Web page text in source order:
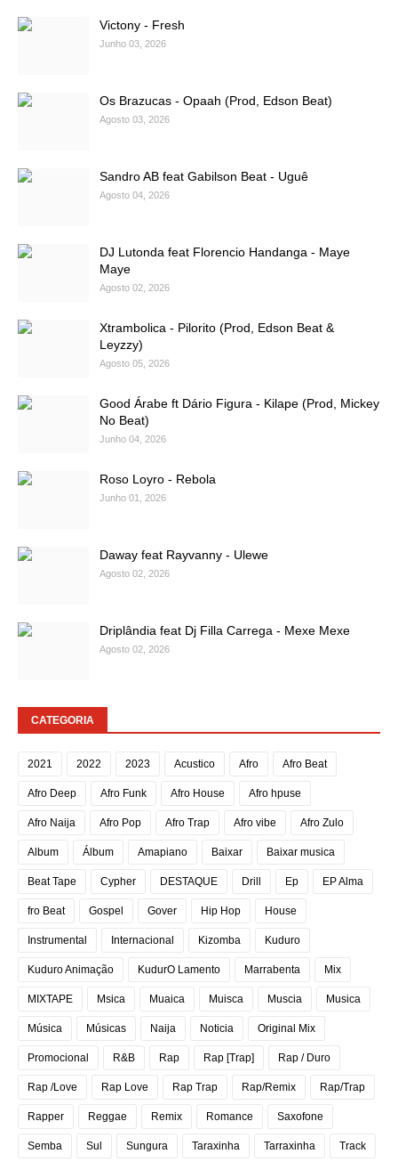
Victony - Fresh
Junho 03, 2026
Os Brazucas - Opaah (Prod, Edson Beat)
Agosto 03, 2026
Sandro AB feat Gabilson Beat - Uguê
Agosto 04, 2026
DJ Lutonda feat Florencio Handanga - Maye
Maye
Agosto 02, 2026
Xtrambolica - Pilorito (Prod, Edson Beat &
Leyzzy)
Agosto 05, 2026
Good Árabe ft Dário Figura - Kilape (Prod, Mickey
No Beat)
Junho 04, 2026
Roso Loyro - Rebola
Junho 01, 2026
Daway feat Rayvanny - Ulewe
Agosto 02, 2026
Driplândia feat Dj Filla Carrega - Mexe Mexe
Agosto 02, 2026
CATEGORIA
2021 2022 2023 Acustico Afro Afro Beat
Afro Deep Afro Funk Afro House Afro hpuse
Afro Naija Afro Pop Afro Trap Afro vibe Afro Zulo
Album Álbum Amapiano Baixar Baixar musica
Beat Tape Cypher DESTAQUE Drill Ep EP Alma
fro Beat Gospel Gover Hip Hop House
Instrumental Internacional Kizomba Kuduro
Kuduro Animação KudurO Lamento Marrabenta Mix
MIXTAPE Msica Muaica Muisca Muscia Musica
Música Músicas Naija Noticia Original Mix
Promocional R&B Rap Rap [Trap] Rap / Duro
Rap /Love Rap Love Rap Trap Rap/Remix Rap/Trap
Rapper Reggae Remix Romance Saxofone
Semba Sul Sungura Taraxinha Tarraxinha Track